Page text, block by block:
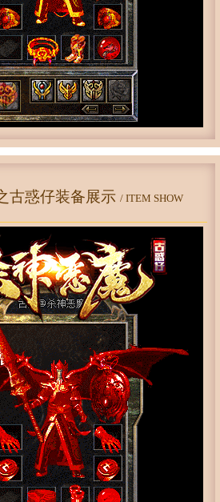
古惑仔装备展示 / ITEM SHOW